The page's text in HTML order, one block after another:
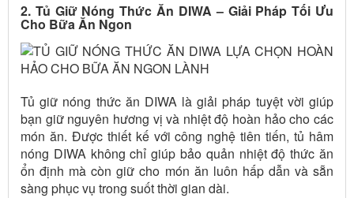
2. Tủ Giữ Nóng Thức Ăn DIWA – Giải Pháp Tối Ưu
Cho Bữa Ăn Ngon
Tủ giữ nóng thức ăn DIWA là giải pháp tuyệt vời giúp
bạn giữ nguyên hương vị và nhiệt độ hoàn hảo cho các
món ăn. Được thiết kế với công nghệ tiên tiến, tủ hâm
nóng DIWA không chỉ giúp bảo quản nhiệt độ thức ăn
ổn định mà còn giữ cho món ăn luôn hấp dẫn và sẵn
sàng phục vụ trong suốt thời gian dài.